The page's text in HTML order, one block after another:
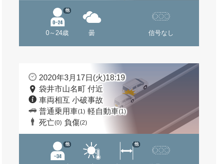
0～24歳
他
曇 信号なし
2020年3月17日(火)18:19
袋井市山名町 付近
車両相互 小破事故
普通乗用車(1) 軽自動車(1)
死亡(0) 負傷(2)
他 他